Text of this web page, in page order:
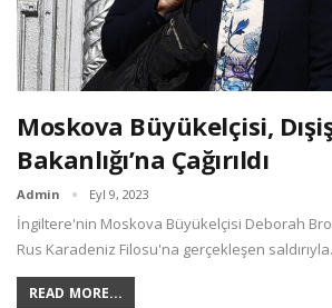
Moskova Büyükelçisi,
Bakanlığı’na Çağırıldı
Admin Eyl 9, 2023
İngiltere'nin Moskova Büyükelçisi Deborah
Rus Karadeniz Filosu'na gerçekleşen
READ MORE...